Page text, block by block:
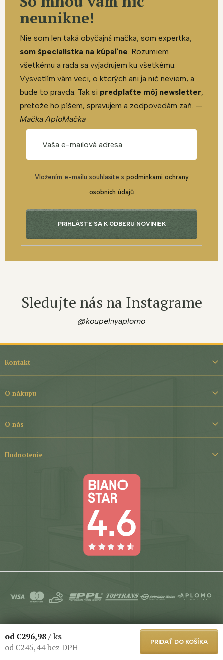
neunikne!
Nie som len taká obyčajná mačka, som expertka,
som špecialistka na kúpeľne. Rozumiem
všetkému a rada sa vyjadrujem ku všetkému.
Vysvetlím vám veci, o ktorých ani ja nič neviem, a
bude to pravda. Tak si predplaťte môj newsletter,
pretože ho píšem, spravujem a zodpovedám zaň. —
Mačka AploMačka
Vložením e-mailu souhlasíte s podmínkami ochrany
osobních údajů
PRIHLÁSTE SA K ODBERU NOVINIEK
Sledujte nás na Instagrame
@koupelnyaplomo
Z
i
Kontakt
O nákupu
O nás
Hodnotenie
. Všetky práva vyhradené.
od€296,98/ ks
od€245,44bez DPH
PRIDAŤ DO KOŠÍKA